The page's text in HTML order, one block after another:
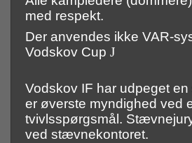
med respekt.
Der anvendes ikke VAR-
Vodskov Cup J
Vodskov IF har udpeget
er øverste myndighed ved
tvivlsspørgsmål.
ved stævnekontoret.